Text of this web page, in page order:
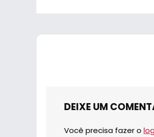
DEIXE UM
Você precisa fazer o